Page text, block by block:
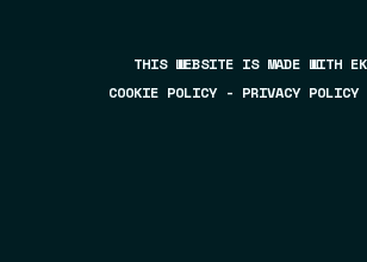
THIS WEBSITE IS MADE WITH
COOKIE POLICY - PRIVACY POLICY